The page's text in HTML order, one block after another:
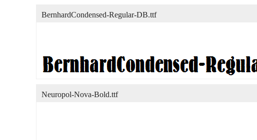
BernhardCondensed-Regular-DB.ttf
Neuropol-Nova-Bold.ttf